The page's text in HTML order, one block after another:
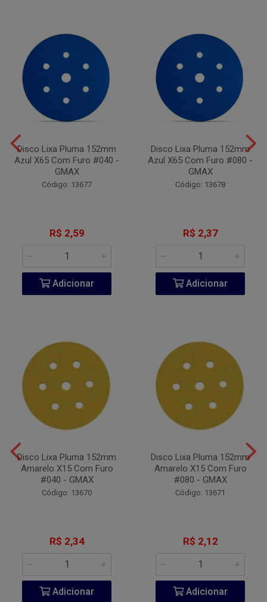
Disco Lixa Pluma 152mm
Azul X65 Com Furo #040 -
GMAX
Código: 13677
R$ 2,59
Adicionar
Disco Lixa Pluma 152mm
Azul X65 Com Furo #080 -
GMAX
Código: 13678
R$ 2,37
Adicionar
Disco Lixa Pluma 152mm
Amarelo X15 Com Furo
#040 - GMAX
Código: 13670
R$ 2,34
Adicionar
Disco Lixa Pluma 152mm
Amarelo X15 Com Furo
#080 - GMAX
Código: 13671
R$ 2,12
Adicionar